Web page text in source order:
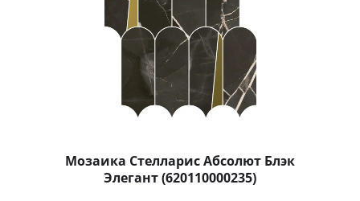
Мозаика Стелларис Абсолют Блэк
Элегант (620110000235)